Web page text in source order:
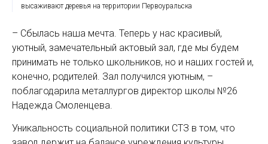
высаживают деревья на территории Первоуральска
– Сбылась наша мечта. Теперь у нас красивый,
уютный, замечательный актовый зал, где мы будем
принимать не только школьников, но и наших гостей и,
конечно, родителей. Зал получился уютным, –
поблагодарила металлургов директор школы №26
Надежда Смоленцева.
Уникальность социальной политики СТЗ в том, что